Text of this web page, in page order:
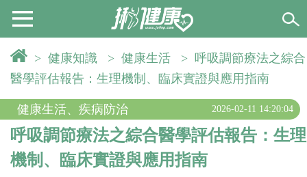
> 健康知識 > 健康生活 > 呼吸調節療法之綜合
醫學評估報告：生理機制、臨床實證與應用指南
健康生活、 疾病防治 2026-02-11 14:20:04
呼吸調節療法之綜合醫學評估報告：生理
機制、臨床實證與應用指南